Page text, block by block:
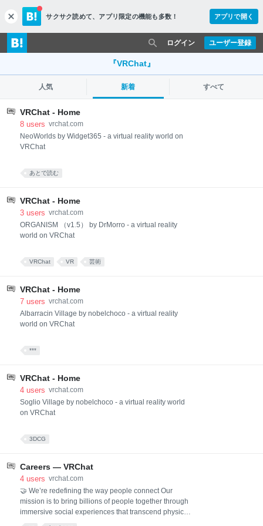
c
l
o
s
サクサク読めて、 アプリ限定の機能も多数！ アプリで開く
ユーザー登録
ログイン
『VRChat』
人気 新着 すべて
VRChat - Home
8 users vrchat.com
NeoWorlds by Widget365 - a virtual reality world on
VRChat
あとで読む
VRChat - Home
3 users vrchat.com
ORGANISM （v1․5） by DrMorro - a virtual reality
world on VRChat
VRChat VR 芸術
VRChat - Home
7 users vrchat.com
Albarracin Village by nobelchoco - a virtual reality
world on VRChat
***
VRChat - Home
4 users vrchat.com
Soglio Village by nobelchoco - a virtual reality world
on VRChat
3DCG
Careers — VRChat
4 users vrchat.com
🤝 We’re redefining the way people connect Our
mission is to bring billions of people together through
immersive social experiences that transcend physical